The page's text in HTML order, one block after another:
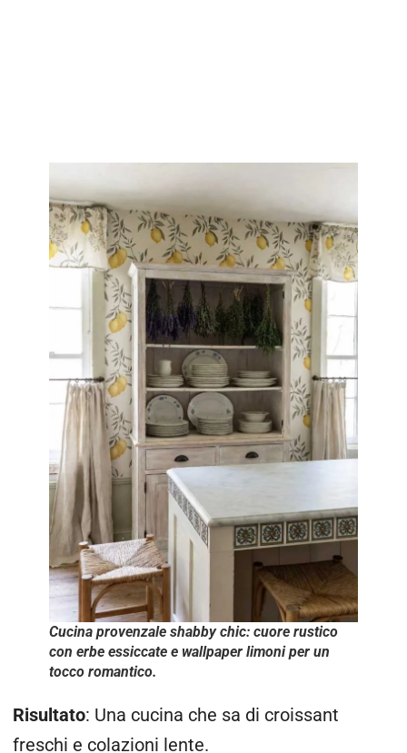
Cucina provenzale shabby chic: cuore rustico
con erbe essiccate e wallpaper limoni per un
tocco romantico.
Risultato: Una cucina che sa di croissant
freschi e colazioni lente.